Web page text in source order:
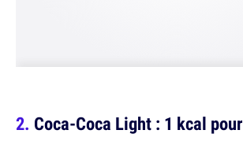
Coca-Coca Light : 1 kcal